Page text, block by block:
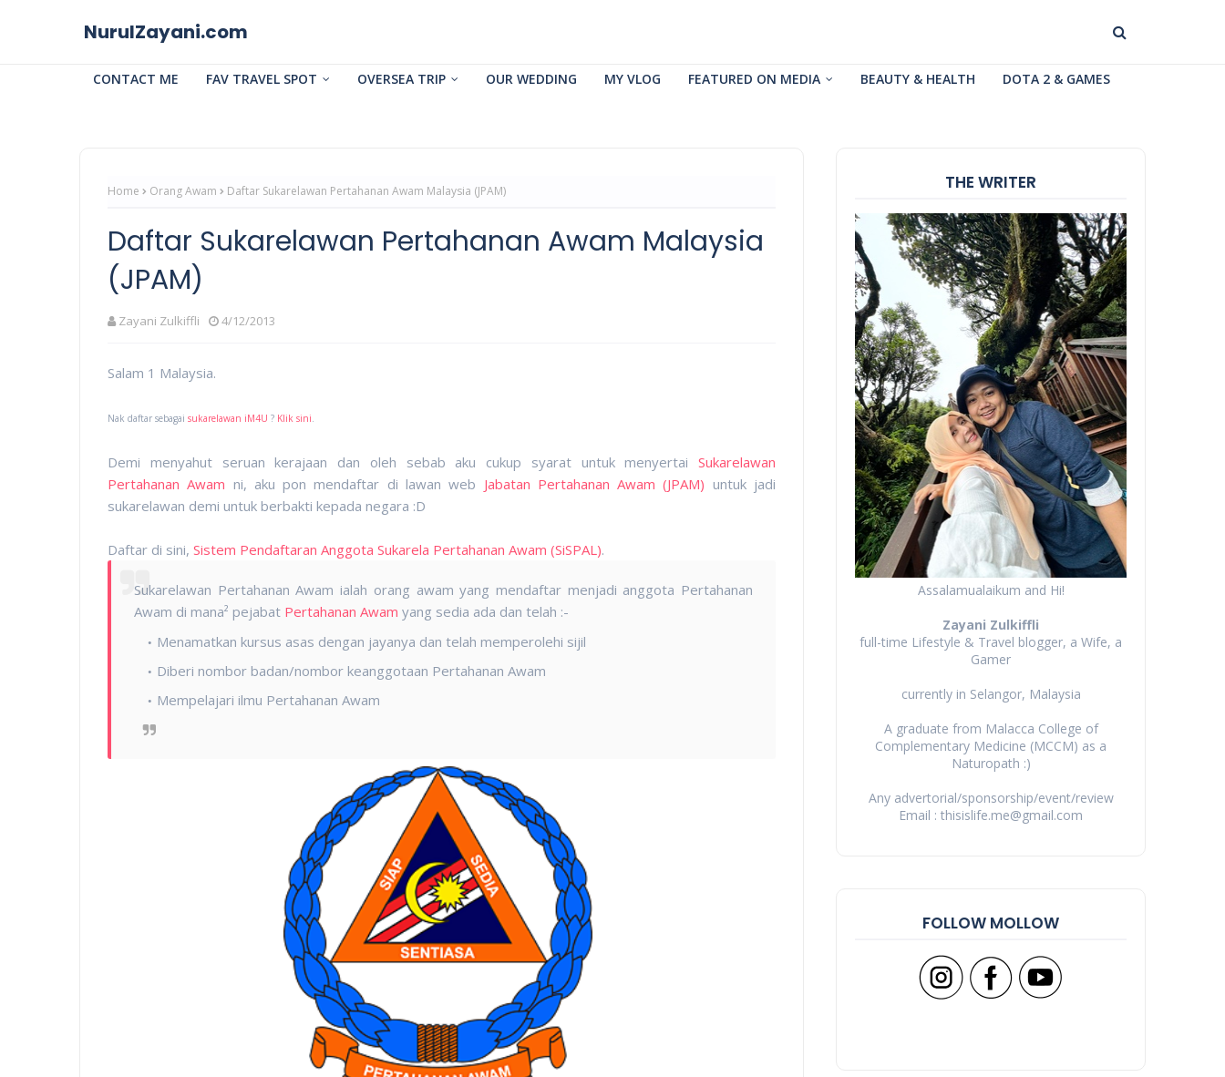
NurulZayani.com
CONTACT ME FAV TRAVEL SPOT OVERSEA TRIP OUR WEDDING MY VLOG FEATURED ON MEDIA BEAUTY & HEALTH DOTA 2 & GAMES
Home Orang Awam Daftar Sukarelawan Pertahanan Awam Malaysia (JPAM)
Daftar Sukarelawan Pertahanan Awam Malaysia
(JPAM)
Zayani Zulkiffli 4/12/2013
Salam 1 Malaysia.
Nak daftar sebagai sukarelawan iM4U ? Klik sini.
Demi menyahut seruan kerajaan dan oleh sebab aku cukup syarat untuk menyertai Sukarelawan
Pertahanan Awam ni, aku pon mendaftar di lawan web Jabatan Pertahanan Awam (JPAM) untuk jadi
sukarelawan demi untuk berbakti kepada negara :D
Daftar di sini, Sistem Pendaftaran Anggota Sukarela Pertahanan Awam (SiSPAL).
Sukarelawan Pertahanan Awam ialah orang awam yang mendaftar menjadi anggota Pertahanan
Awam di mana² pejabat Pertahanan Awam yang sedia ada dan telah :-
Menamatkan kursus asas dengan jayanya dan telah memperolehi sijil
Diberi nombor badan/nombor keanggotaan Pertahanan Awam
Mempelajari ilmu Pertahanan Awam
THE WRITER
Assalamualaikum and Hi!
Zayani Zulkiffli
full-time Lifestyle & Travel blogger, a Wife, a
Gamer
currently in Selangor, Malaysia
A graduate from Malacca College of
Complementary Medicine (MCCM) as a
Naturopath :)
Any advertorial/sponsorship/event/review
Email : thisislife.me@gmail.com
FOLLOW MOLLOW